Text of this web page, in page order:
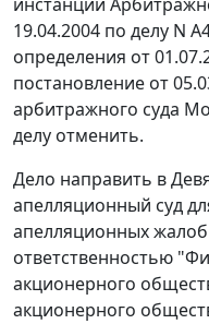
инстанции
19.04.2004 по делу N
определения от
постановление от
арбитражного суда
делу отменить.
Дело направить в
апелляционный суд
апелляционных
ответственностью
акционерного
акционерного